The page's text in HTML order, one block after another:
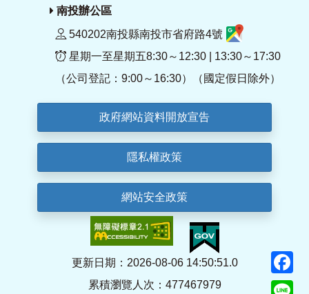
南投辦公區
540202南投縣南投市省府路4號
星期一至星期五8:30～12:30 | 13:30～17:30
（公司登記：9:00～16:30）（國定假日除外）
政府網站資料開放宣告
隱私權政策
網站安全政策
更新日期：2026-08-06 14:50:51.0
累積瀏覽人次：477467979